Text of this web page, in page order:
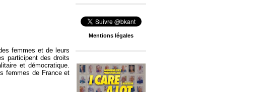
femmes et de leurs
participent des droits
et démocratique.
femmes de France et
Mentions légales